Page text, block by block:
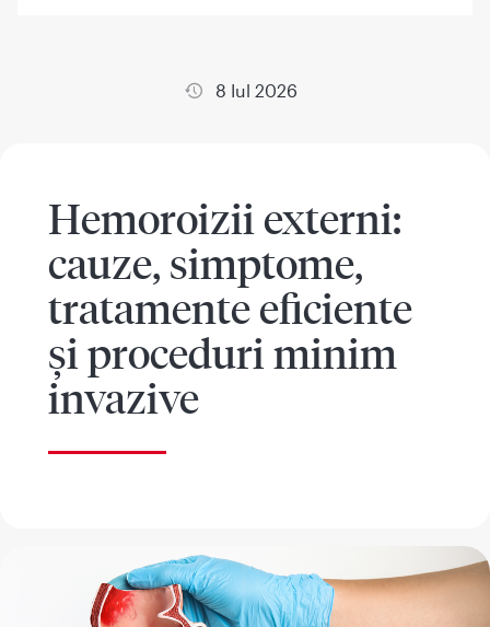
8 Iul 2026
Hemoroizii externi:
cauze, simptome,
tratamente eficiente
și proceduri minim
invazive